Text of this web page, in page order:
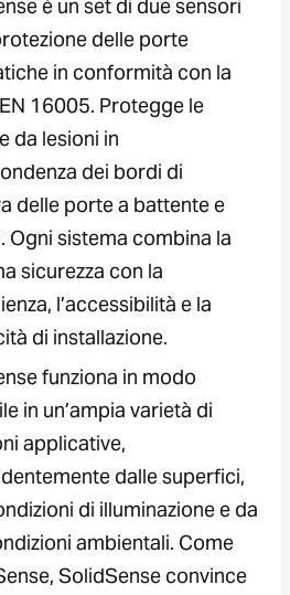
è un set di due sensori
delle porte
in conformità con la
16005. Protegge le
da lesioni in
dei bordi di
delle porte a battente e
Ogni sistema combina la
sicurezza con la
l’accessibilità e la
di installazione.
funziona in modo
in un’ampia varietà di
applicative,
dalle superfici,
di illuminazione e da
ambientali. Come
SolidSense convince